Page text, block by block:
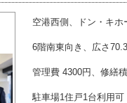
空港西側、ドン・キ
6階南東向き、広さ
管理費 4300円、修繕
駐車場1住戸1台利用可